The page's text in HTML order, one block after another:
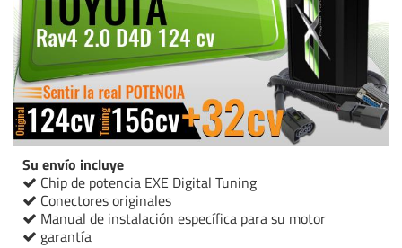
Su envío incluye
Chip de potencia EXE Digital Tuning
Conectores originales
Manual de instalación específica para su motor
garantía